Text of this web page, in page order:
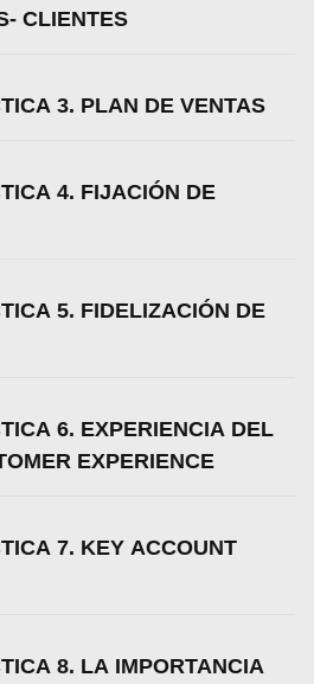
CLIENTES
3. PLAN DE VENTAS
4. FIJACIÓN DE
5. FIDELIZACIÓN DE
6. EXPERIENCIA DEL
EXPERIENCE
7. KEY ACCOUNT
8. LA IMPORTANCIA